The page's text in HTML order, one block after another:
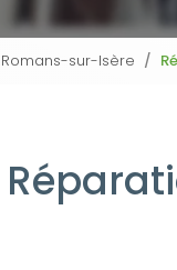
Romans-sur-Isère